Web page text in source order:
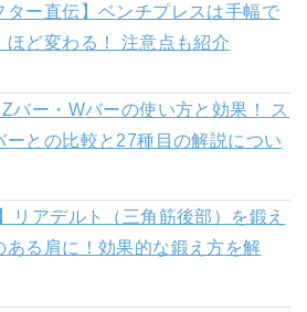
ター直伝】ベンチプレスは手幅で
ほど変わる！ 注意点も紹介
バー・Wバーの使い方と効果！ ス
ーとの比較と27種目の解説につい
リアデルト（三角筋後部）を鍛え
ある肩に！効果的な鍛え方を解